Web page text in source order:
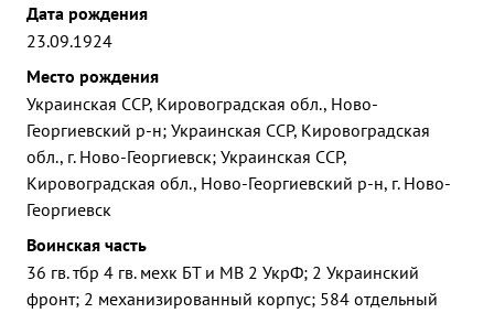
Дата рождения
23.09.1924
Место рождения
Украинская ССР, Кировоградская обл., Ново-
Георгиевский р-н; Украинская ССР, Кировоградская
обл., г. Ново-Георгиевск; Украинская ССР,
Кировоградская обл., Ново-Георгиевский р-н, г. Ново-
Георгиевск
Воинская часть
36 гв. тбр 4 гв. мехк БТ и МВ 2 УкрФ; 2 Украинский
фронт; 2 механизированный корпус; 584 отдельный